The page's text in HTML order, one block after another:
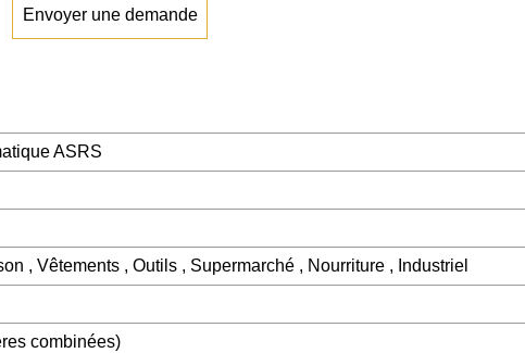
Envoyer une demande
ASRS
, Vêtements , Outils , Supermarché , Nourriture , Industriel
combinées)